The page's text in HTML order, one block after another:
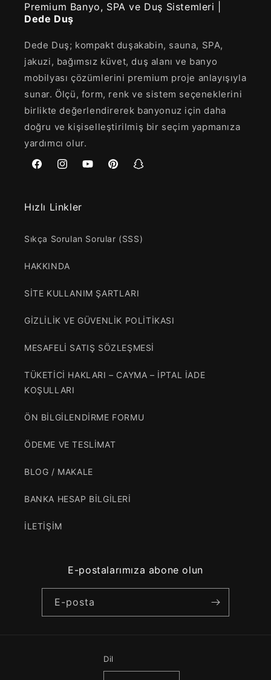
Premium Banyo, SPA ve Duş Sistemleri |
Dede Duş
Dede Duş; kompakt duşakabin, sauna, SPA,
jakuzi, bağımsız küvet, duş alanı ve banyo
mobilyası çözümlerini premium proje anlayışıyla
sunar. Ölçü, form, renk ve sistem seçeneklerini
birlikte değerlendirerek banyonuz için daha
doğru ve kişiselleştirilmiş bir seçim yapmanıza
yardımcı olur.
FacebookInstagramYouTubePinterestSnapchat
Hızlı Linkler
Sıkça Sorulan Sorular (SSS)
HAKKINDA
SİTE KULLANIM ŞARTLARI
GİZLİLİK VE GÜVENLİK POLİTİKASI
MESAFELİ SATIŞ SÖZLEŞMESİ
TÜKETİCİ HAKLARI – CAYMA – İPTAL İADE
KOŞULLARI
ÖN BİLGİLENDİRME FORMU
ÖDEME VE TESLİMAT
BLOG / MAKALE
BANKA HESAP BİLGİLERİ
İLETİŞİM
E-postalarımıza abone olun
E-posta
Dil